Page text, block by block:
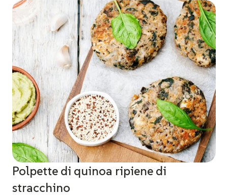
Polpette di quinoa ripiene di
stracchino